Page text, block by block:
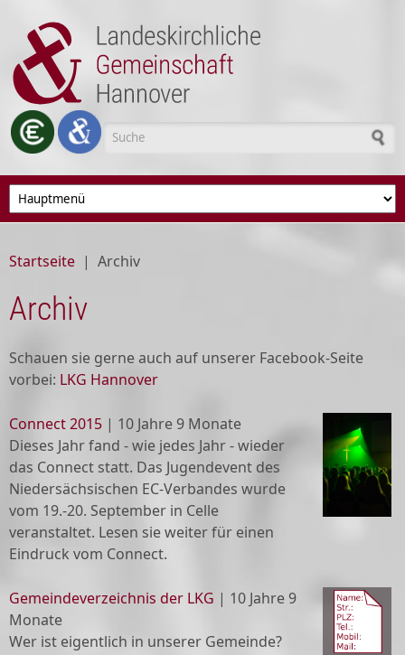
Suchformular
Startseite | Archiv
Archiv
Schauen sie gerne auch auf unserer Facebook-Seite
vorbei: LKG Hannover
Connect 2015 | 10 Jahre 9 Monate
Dieses Jahr fand - wie jedes Jahr - wieder
das Connect statt. Das Jugendevent des
Niedersächsischen EC-Verbandes wurde
vom 19.-20. September in Celle
veranstaltet. Lesen sie weiter für einen
Eindruck vom Connect.
Gemeindeverzeichnis der LKG | 10 Jahre 9
Monate
Wer ist eigentlich in unserer Gemeinde?